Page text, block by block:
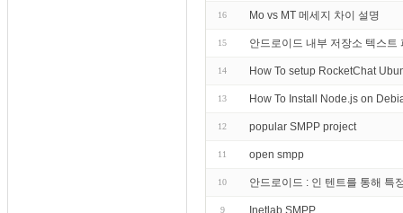
16 Mo vs MT 메세지 차이 설명
15 안드로이드 내부 저장소 텍스
14 How To setup RocketChat
13 How To Install Node.js on
12 popular SMPP project
11 open smpp
10 안드로이드 : 인 텐트를 통해 특
9 Inetlab.SMPP